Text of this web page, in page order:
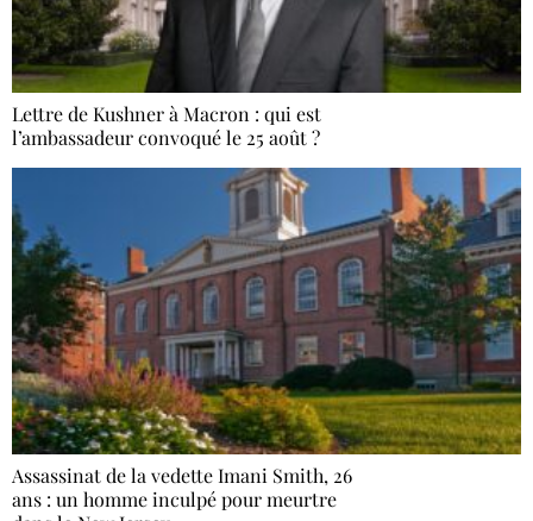
Lettre de Kushner à Macron : qui est
l’ambassadeur convoqué le 25 août ?
Assassinat de la vedette Imani Smith, 26
ans : un homme inculpé pour meurtre